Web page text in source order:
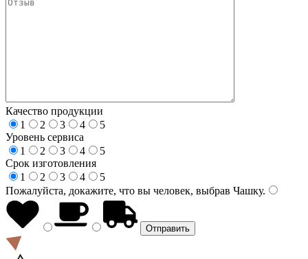
Качество продукции
1
2 3 4
5
Уровень сервиса
1
2 3 4
5
Срок изготовления
1
2 3 4
5
Пожалуйста, докажите, что вы человек, выбрав Чашку.